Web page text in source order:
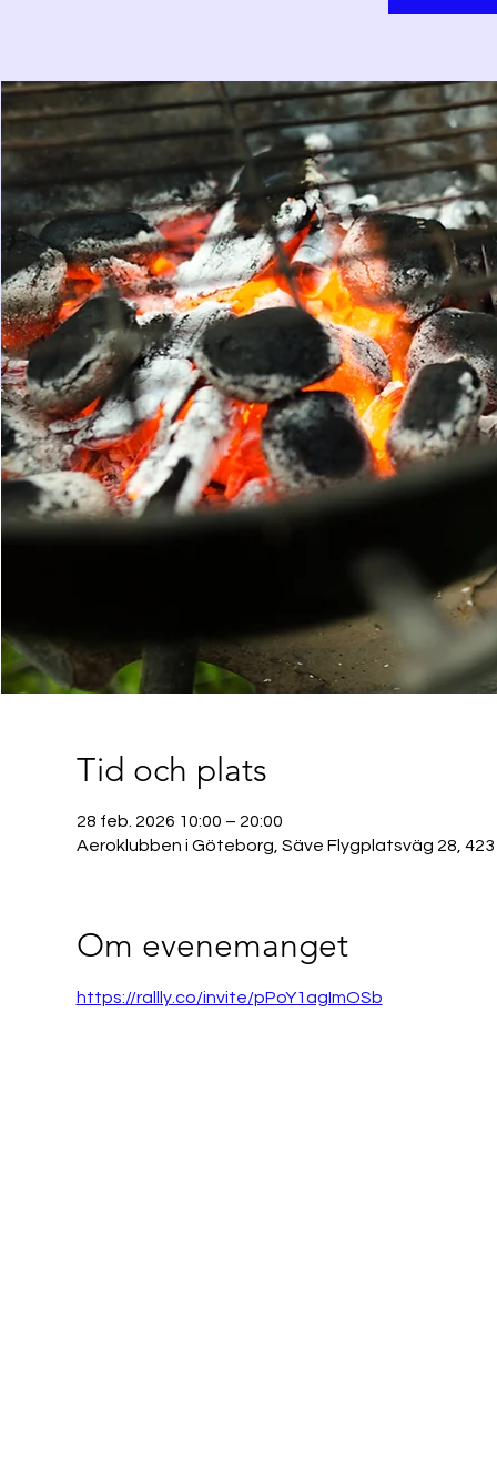
Tid och plats
28 feb. 2026 10:00 – 20:00
Aeroklubben i Göteborg, Säve Flygplatsväg 28, 423
Om evenemanget
https://rallly.co/invite/pPoY1agImOSb